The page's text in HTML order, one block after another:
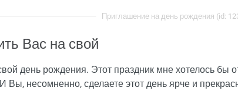
Приглашение на день рождения (id:
Вас на свой
день рождения. Этот праздник мне хотелось бы
Вы, несомненно, сделаете этот день ярче и